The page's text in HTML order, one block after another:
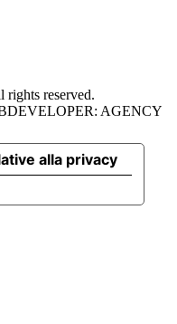
rights reserved.
AGENCY
alla privacy